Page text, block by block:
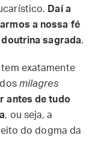
Daí a
a nossa fé
sagrada.
exatamente
milagres
antes de tudo
, ou seja, a
do dogma da